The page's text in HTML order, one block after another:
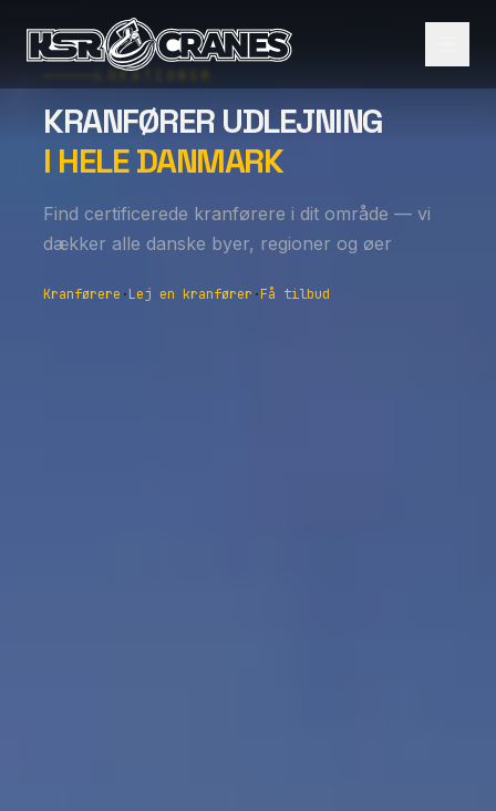
LOKATIONER
KRANFØRER UDLEJNING
I HELE DANMARK
Find certificerede kranførere i dit område — vi
dækker alle danske byer, regioner og øer
Kranførere ·Lej en kranfører ·Få tilbud